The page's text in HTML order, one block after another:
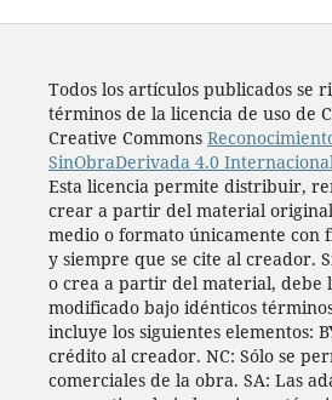
Todos los artí­culos publicados se
términos de la licencia de uso de
Creative Commons
SinObraDerivada 4.0 Internacional
Esta licencia permite distribuir,
crear a partir del material
medio o formato únicamente con
y siempre que se cite al creador.
o crea a partir del material, debe
modificado bajo idénticos
incluye los siguientes elementos:
crédito al creador. NC: Sólo se
comerciales de la obra. SA: Las